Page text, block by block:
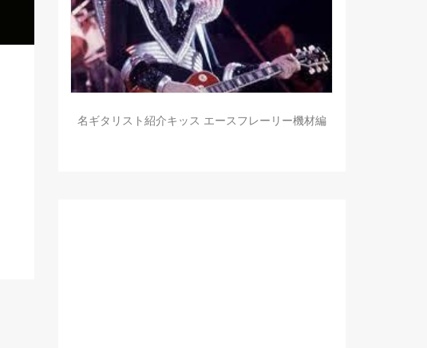
名ギタリスト紹介キッス エースフレーリー機材編